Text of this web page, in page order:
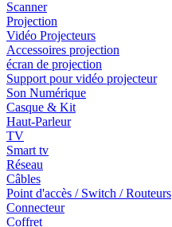
Scanner
Projection
Vidéo Projecteurs
Accessoires projection
écran de projection
Support pour vidéo projecteur
Son Numérique
Casque & Kit
Haut-Parleur
TV
Smart tv
Réseau
Câbles
Point d'accès / Switch / Routeurs
Connecteur
Coffret